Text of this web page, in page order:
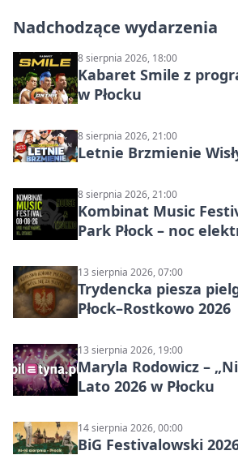
Nadchodzące wydarzenia
8 sierpnia 2026, 18:00
Kabaret Smile z
w Płocku
8 sierpnia 2026, 21:00
Letnie Brzmienie
8 sierpnia 2026, 21:00
Kombinat Music
Park Płock – noc
13 sierpnia 2026, 07:00
Trydencka piesza
Płock–Rostkowo 2026
13 sierpnia 2026, 19:00
Maryla Rodowicz –
Lato 2026 w Płocku
14 sierpnia 2026, 00:00
BiG Festivalowski